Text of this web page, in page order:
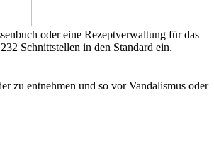
oder eine Rezeptverwaltung für das
Schnittstellen in den Standard ein.
zu entnehmen und so vor Vandalismus oder